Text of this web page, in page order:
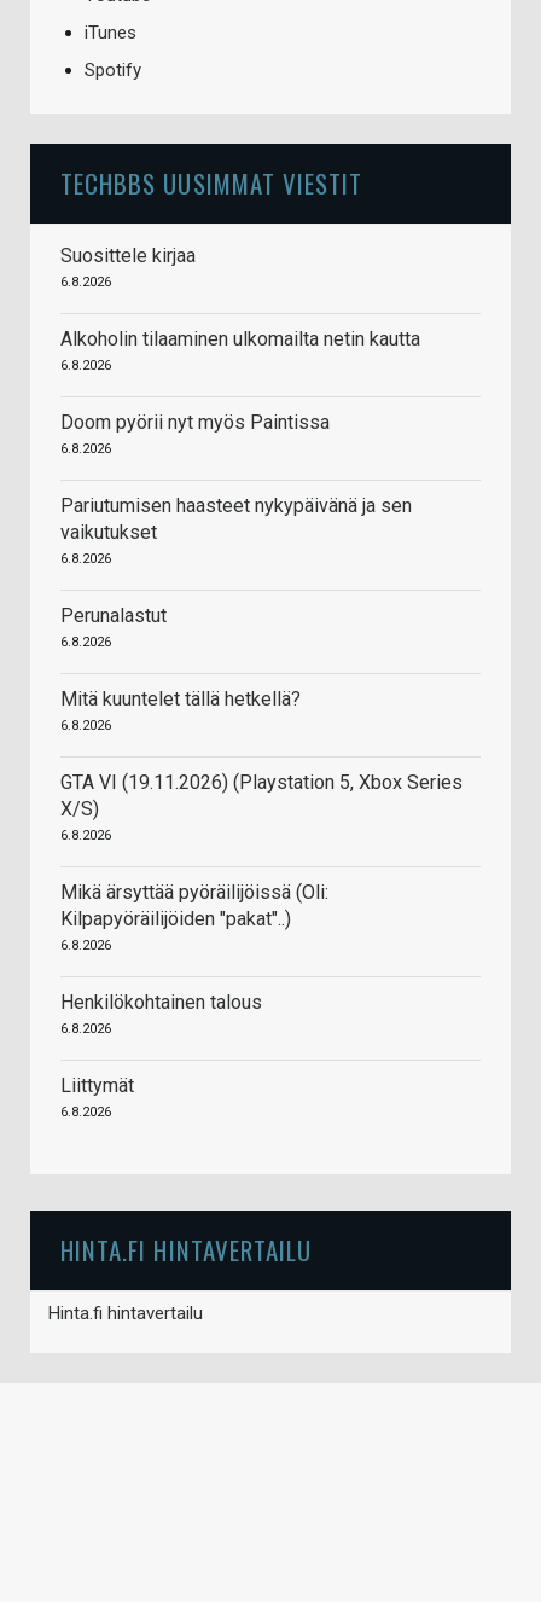
iTunes
Spotify
TECHBBS UUSIMMAT VIESTIT
Suosittele kirjaa
6.8.2026
Alkoholin tilaaminen ulkomailta netin kautta
6.8.2026
Doom pyörii nyt myös Paintissa
6.8.2026
Pariutumisen haasteet nykypäivänä ja sen
vaikutukset
6.8.2026
Perunalastut
6.8.2026
Mitä kuuntelet tällä hetkellä?
6.8.2026
GTA VI (19.11.2026) (Playstation 5, Xbox Series
X/S)
6.8.2026
Mikä ärsyttää pyöräilijöissä (Oli:
Kilpapyöräilijöiden "pakat"..)
6.8.2026
Henkilökohtainen talous
6.8.2026
Liittymät
6.8.2026
HINTA.FI HINTAVERTAILU
Hinta.fi hintavertailu